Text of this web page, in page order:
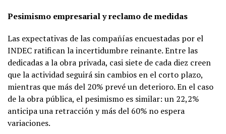
Pesimismo empresarial y reclamo de medidas
Las expectativas de las compañías encuestadas por el
INDEC ratifican la incertidumbre reinante. Entre las
dedicadas a la obra privada, casi siete de cada diez creen
que la actividad seguirá sin cambios en el corto plazo,
mientras que más del 20% prevé un deterioro. En el caso
de la obra pública, el pesimismo es similar: un 22,2%
anticipa una retracción y más del 60% no espera
variaciones.